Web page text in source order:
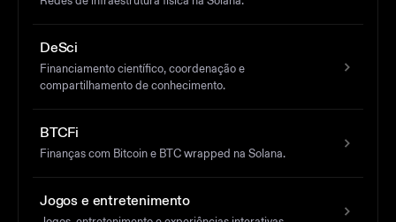
DeSci
Financiamento científico, coordenação e
compartilhamento de conhecimento.
BTCFi
Finanças com Bitcoin e BTC wrapped na Solana.
Jogos e entretenimento